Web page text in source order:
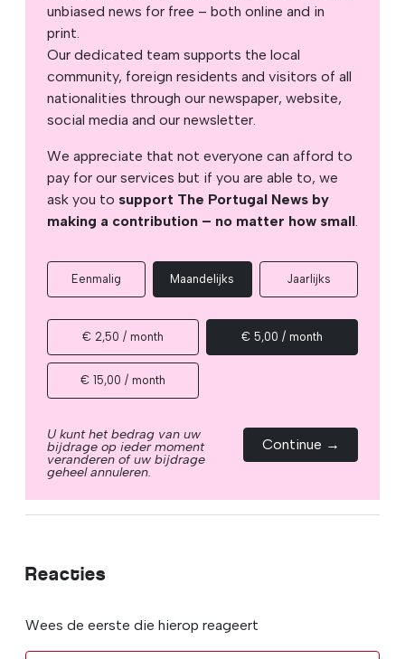
unbiased news for free – both online and in
print.
Our dedicated team supports the local
community, foreign residents and visitors of all
nationalities through our newspaper, website,
social media and our newsletter.
We appreciate that not everyone can afford to
pay for our services but if you are able to, we
ask you to support The Portugal News by
making a contribution – no matter how small.
Eenmalig Maandelijks Jaarlijks
€ 2,50 / month € 5,00 / month
€ 15,00 / month
U kunt het bedrag van uw
bijdrage op ieder moment
veranderen of uw bijdrage
geheel annuleren.
Continue →
Reacties
Wees de eerste die hierop reageert